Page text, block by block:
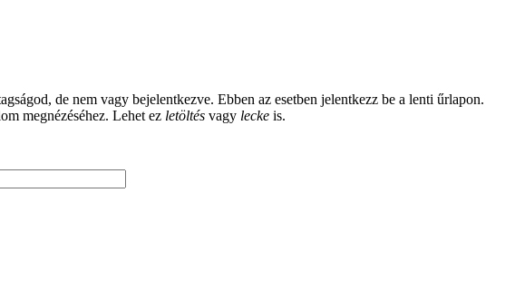
de nem vagy bejelentkezve. Ebben az esetben jelentkezz be a lenti űrlapon.
megnézéséhez. Lehet ez letöltés vagy lecke is.